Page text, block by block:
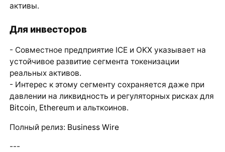
активы.
Для инвесторов
- Совместное предприятие ICE и OKX указывает на
устойчивое развитие сегмента токенизации
реальных активов.
- Интерес к этому сегменту сохраняется даже при
давлении на ликвидность и регуляторных рисках для
Bitcoin, Ethereumи альткоинов.
Полный релиз: Business Wire
---